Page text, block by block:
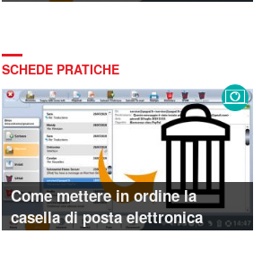
SCHEDE PRATICHE
Come mettere in ordine la
casella di posta elettronica